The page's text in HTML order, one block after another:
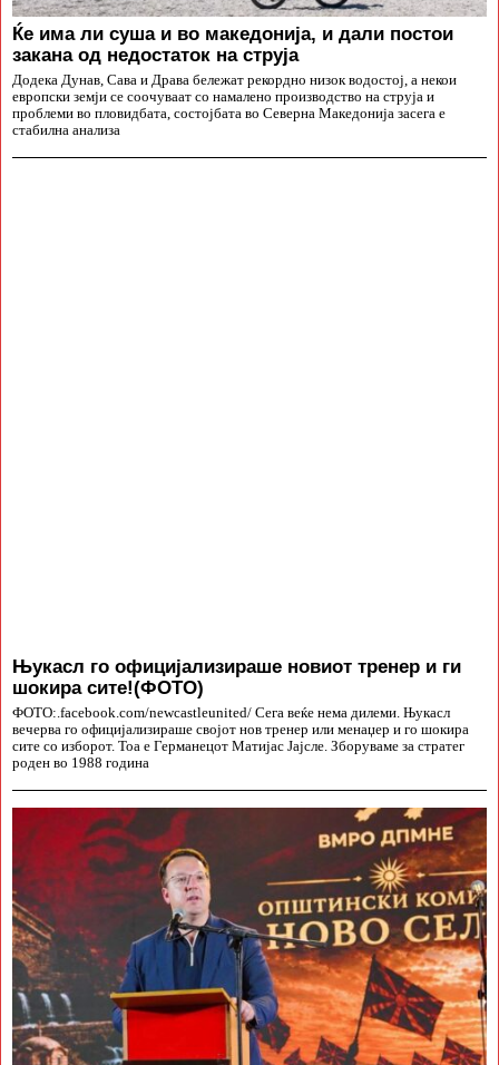
Ќе има ли суша и во македонија, и дали постои
закана од недостаток на струја
Додека Дунав, Сава и Драва бележат рекордно низок водостој, а некои
европски земји се соочуваат со намалено производство на струја и
проблеми во пловидбата, состојбата во Северна Македонија засега е
стабилна анализа
Њукасл го официјализираше новиот тренер и ги
шокира сите!(ФОТО)
ФОТО:.facebook.com/newcastleunited/ Сега веќе нема дилеми. Њукасл
вечерва го официјализираше својот нов тренер или менаџер и го шокира
сите со изборот. Тоа е Германецот Матијас Јајсле. Зборуваме за стратег
роден во 1988 година